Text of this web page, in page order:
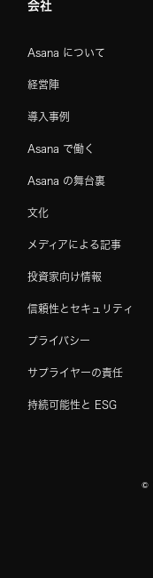
会社
Asana について
経営陣
導入事例
Asana で働く
Asana の舞台裏
文化
メディアによる記事
投資家向け情報
信頼性とセキュリティ
プライバシー
サプライヤーの責任
持続可能性と ESG
©